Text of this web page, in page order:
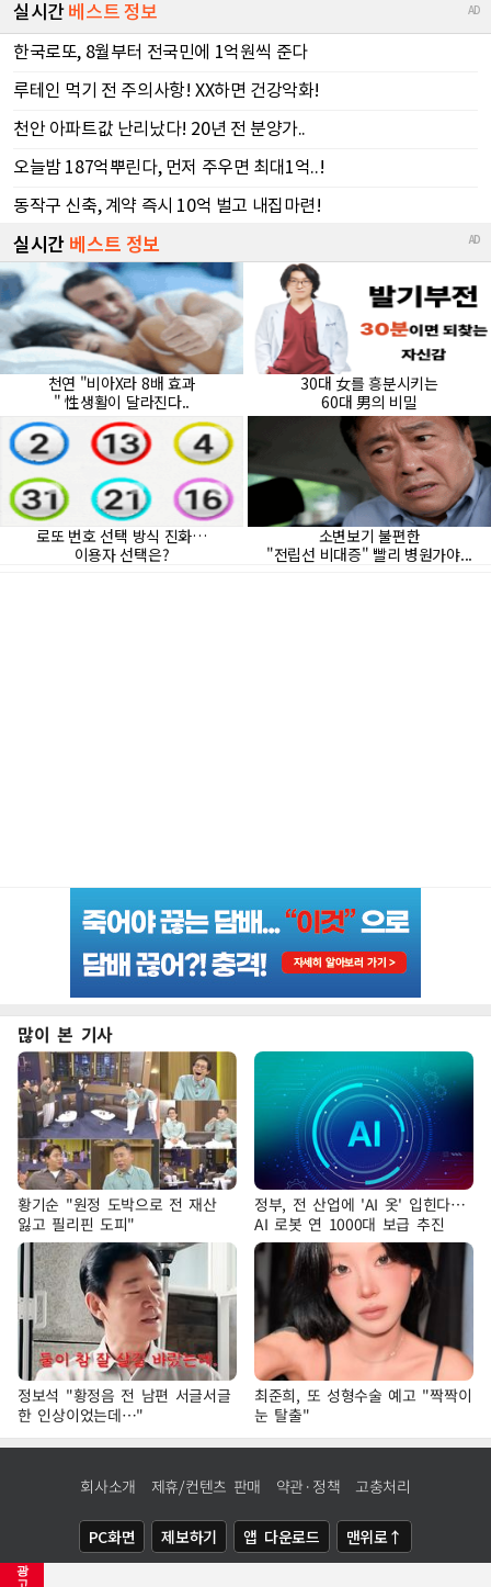
광
고
많이 본 기사
황기순 "원정 도박으로 전 재산
잃고 필리핀 도피"
정부, 전 산업에 'AI 옷' 입힌다…
AI 로봇 연 1000대 보급 추진
정보석 "황정음 전 남편 서글서글
한 인상이었는데…"
최준희, 또 성형수술 예고 "짝짝이
눈 탈출"
회사소개 제휴/컨텐츠 판매 약관·정책 고충처리
PC화면 제보하기 앱 다운로드 맨위로↑